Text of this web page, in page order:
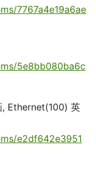
7767a4e19a6ae
5e8bb080ba6c
, Ethernet(100) 英
e2df642e3951